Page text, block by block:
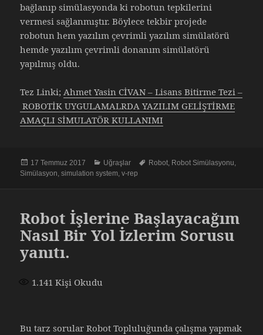
bağlanıp simülasyonda ki robotun tepkilerini
vermesi sağlanmıştır. Böylece tekbir projede
robotun hem yazılım çevrimli yazılım simülatörü
hemde yazılım çevrimli donanım simülatörü
yapılmış oldu.
Tez Linki;Ahmet Yasin CİVAN – Lisans Bitirme Tezi –
ROBOTİK UYGULAMALRDA YAZILIM GELİŞTİRME
AMAÇLI SİMULATÖR KULLANIMI
Yayın
tarihi
17 Temmuz 2017 Kategoriler
Uğraşlar Etiketler
Robot, Robot Simülasyonu,
Simülasyon,simulation system,v-rep
Robot İşlerine Başlayacağım
Nasıl Bir Yol İzlerim Sorusu
yanıtı.
1.141 Kişi Okudu
Bu tarz sorular Robot Topluluğunda çalışma yapmak